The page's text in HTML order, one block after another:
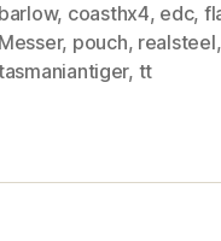
barlow, coasthx4, edc,
Messer, pouch, realsteel,
, tt